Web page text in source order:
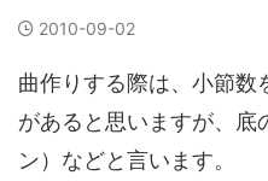
2010-09-02
曲作りする際は、小節数
があると思いますが、底
ン）などと言います。